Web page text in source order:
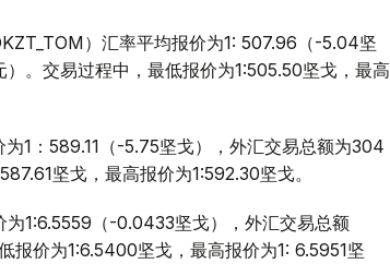
）汇率平均报价为1: 507.96（-5.04坚
。交易过程中，最低报价为1:505.50坚戈，最高
1：589.11（-5.75坚戈），外汇交易总额为304
坚戈，最高报价为1:592.30坚戈。
1:6.5559（-0.0433坚戈），外汇交易总额
价为1:6.5400坚戈，最高报价为1: 6.5951坚